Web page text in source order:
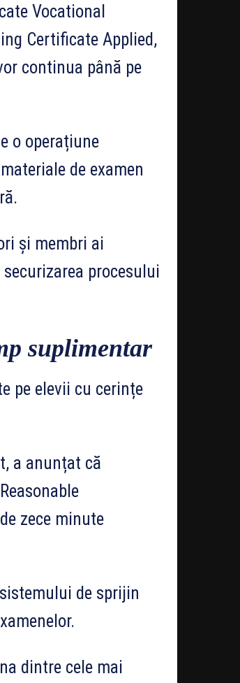
Vocational
Certificate Applied,
continua până pe
o operațiune
de examen
și membri ai
procesului
suplimentar
pe elevii cu cerințe
a anunțat că
zece minute
de sprijin
dintre cele mai